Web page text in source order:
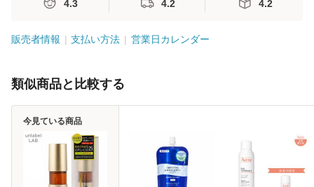
4.3 4.2 4.2
販売者情報 支払い方法 営業日カレンダー
類似商品と比較する
今見ている商品